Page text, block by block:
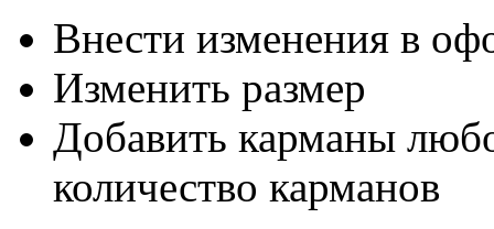
Внести изменения в
Изменить размер
Добавить карманы
количество карманов